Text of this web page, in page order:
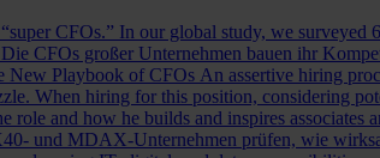
CFOs.” In our global study, we
Die CFOs großer Unternehmen bauen ihr
New Playbook of CFOs An assertive hiring
When hiring for this position, considering
and how he builds and inspires associates
und MDAX-Unternehmen prüfen, wie